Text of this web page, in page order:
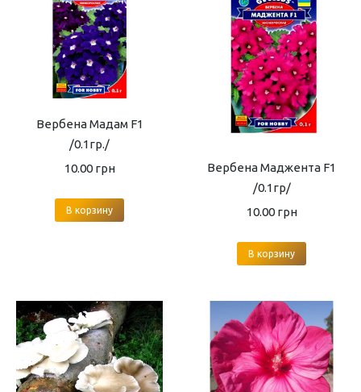
Вербена Мадам F1
/0.1гр./
10.00 грн
В корзину
Вербена Маджента F1
/0.1гр/
10.00 грн
В корзину